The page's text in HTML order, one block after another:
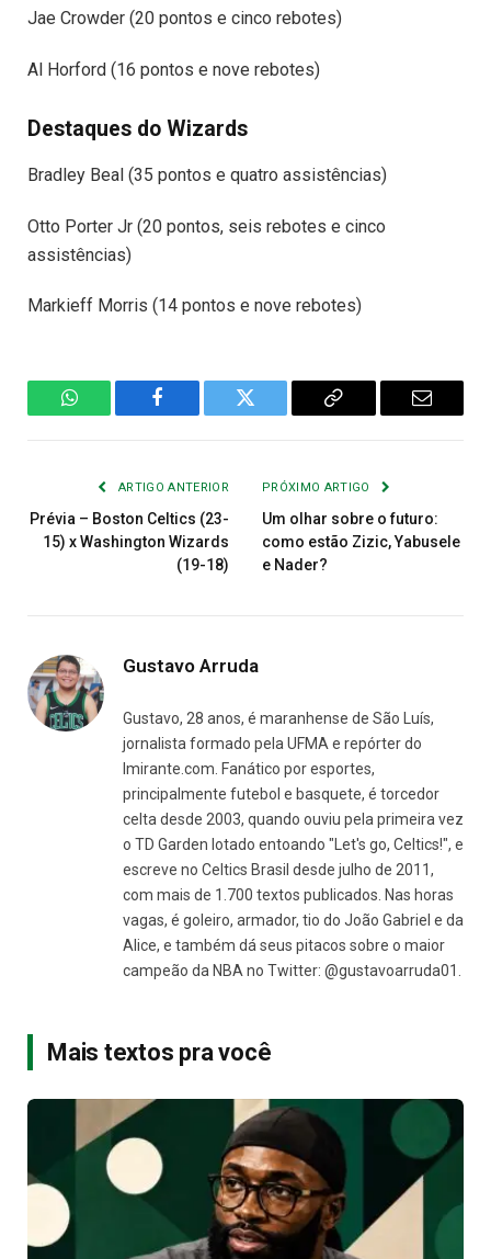
Jae Crowder (20 pontos e cinco rebotes)
Al Horford (16 pontos e nove rebotes)
Destaques do Wizards
Bradley Beal (35 pontos e quatro assistências)
Otto Porter Jr (20 pontos, seis rebotes e cinco
assistências)
Markieff Morris (14 pontos e nove rebotes)
WhatsAppFacebook Twitter
Copiar
E-
ARTIGO ANTERIOR
Prévia – Boston Celtics (23-
15) x Washington Wizards
(19-18)
PRÓXIMO ARTIGO
Um olhar sobre o futuro:
como estão Zizic, Yabusele
e Nader?
Gustavo Arruda
Gustavo, 28 anos, é maranhense de São Luís,
jornalista formado pela UFMA e repórter do
Imirante.com. Fanático por esportes,
principalmente futebol e basquete, é torcedor
celta desde 2003, quando ouviu pela primeira vez
o TD Garden lotado entoando "Let's go, Celtics!", e
escreve no Celtics Brasil desde julho de 2011,
com mais de 1.700 textos publicados. Nas horas
vagas, é goleiro, armador, tio do João Gabriel e da
Alice, e também dá seus pitacos sobre o maior
campeão da NBA no Twitter: @gustavoarruda01.
Mais textos pra você